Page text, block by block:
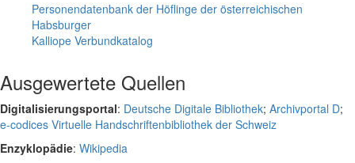
Personendatenbank der Höflinge der österreichischen
Habsburger
Kalliope Verbundkatalog
Ausgewertete Quellen
Digitalisierungsportal: Deutsche Digitale Bibliothek; Archivportal D;
e-codices Virtuelle Handschriftenbibliothek der Schweiz
Enzyklopädie: Wikipedia